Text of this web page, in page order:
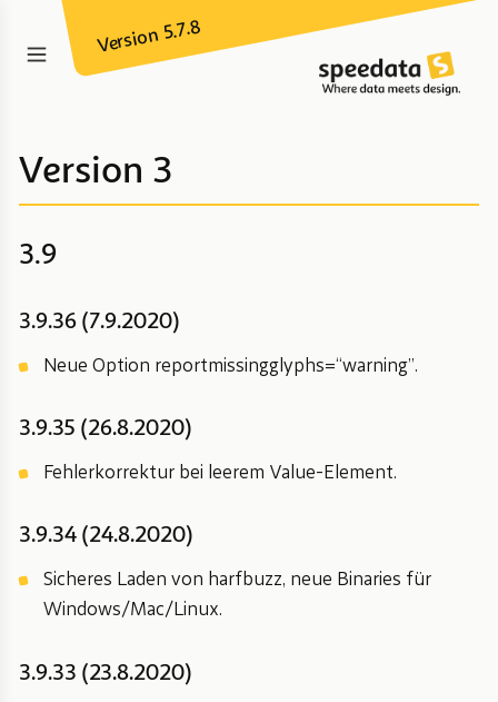
Version 5.7.8
Version 3
3.9
3.9.36 (7.9.2020)
Neue Option reportmissingglyphs=“warning”.
3.9.35 (26.8.2020)
Fehlerkorrektur bei leerem Value-Element.
3.9.34 (24.8.2020)
Sicheres Laden von harfbuzz, neue Binaries für
Windows/Mac/Linux.
3.9.33 (23.8.2020)